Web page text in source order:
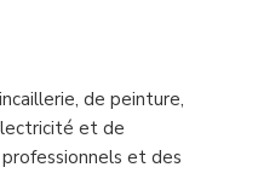
de peinture,
et de
et des